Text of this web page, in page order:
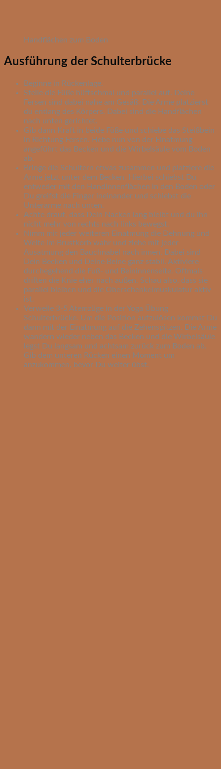
Handflächen zum Boden
Ausführung der Schulterbrücke
Beginne in Rückenlage.
Stelle die Füße hüftschmal und parallel auf. Deine
Fersen sind dabei nahe am Gesäß. Die Arme platzierst
du entlang des Körpers. Dabei sind die Handflächen
nach unten gerichtet.
Gib dann Kraft in beide Füße und schiebe das Steißbein
in Richtung Fersen. Hebe nun von der Einatmung
angeführt das Becken und die Wirbelsäule vom Boden
ab.
Bringe die Schultern etwas zusammen und platziere die
Arme jetzt unter dem Becken. Hierbei schiebst Du
entweder mit den Handinnenflächen in den Boden oder
Du greifst die Finger ineinander und schiebst die
Unterarme nach unten.
Achte drauf, dass Dein Nacken lang bleibt und du ihn
nicht mehr von rechts nach links bewegst.
Nimm mit jeder weiteren Einatmung die Dehnung und
Weite im Brustkorb wahr und ziehe mit jeder
Ausatmung den Bauchnabel nach innen. Dabei sind
Dein Becken und Deine Beine ganz stabil. Aktiviere
durchegehend die Fuß- und Beininnenseite. Oftmals
driften die Knie eher nach außen. Schau also, dass sie
parallel bleiben und die Oberschenkelmuskulatur aktiv
ist.
Verweile 3-5 Atemzüge in der Yoga Übung
Schulterbrücke. Um die Position aufzulösen kommst Du
dann mit der Einatmung auf die Zehenspitzen. Die Arme
wandern wieder neben das Becken und die Wirbelsäule
legst Du langsam und achtsam zurück zum Boden ab.
Gib dem unteren Rücken einen Moment um
anzukommen, bevor Du weiter übst.